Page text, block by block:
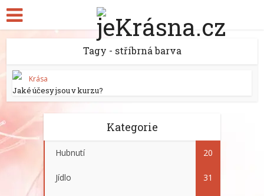
Tagy - stříbrná barva
Krása
Jaké účesy jsou v kurzu?
Kategorie
Hubnutí 20
Jídlo 31